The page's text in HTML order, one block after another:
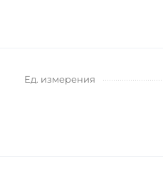
Ед. измерения